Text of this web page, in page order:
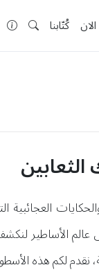
كُتّابنا
عالم الأساطير
لكم هذه